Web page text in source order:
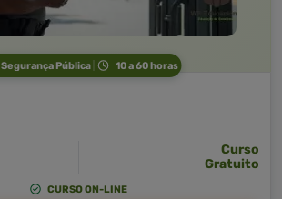
Segurança Pública 10 a 60 horas
Curso
Gratuito
CURSO ON-LINE